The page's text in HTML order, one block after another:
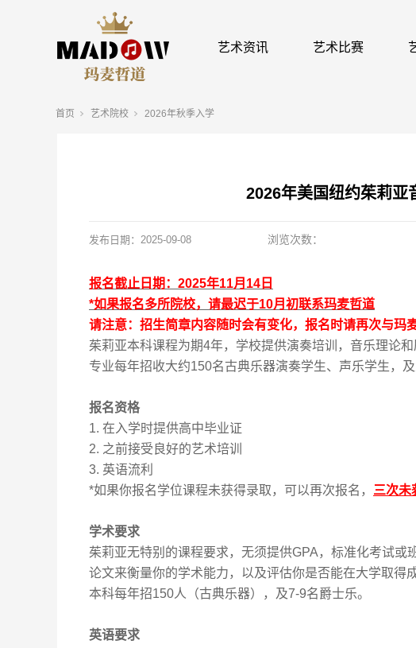
艺术资讯 艺术比赛
首页 艺术院校 2026年秋季入学
2026年美国纽约茱莉亚
发布日期： 2025-09-08 浏览次数：
报名截止日期： 2025年11月 14 日
*如果报名多所院校，请最迟于10月初联系玛麦哲道
请注意：招生简章内容随时会有变化，报名时请再次与玛
茱莉亚本科课程为期4年，学校提供演奏培训，音乐理论
专业每年招收大约150名古典乐器演奏学生、声乐学生，
报名资格
1. 在入学时提供高中毕业证
2. 之前接受良好的艺术培训
3. 英语流利
*如果你报名学位课程未获得录取，可以再次报名， 三次未
学术要求
茱莉亚无特别的课程要求，无须提供GPA ，标准化考试或
论文来衡量你的学术能力，以及评估你是否能在大学取得成
本科每年招150人（古典乐器），及7-9名爵士乐。
英语要求